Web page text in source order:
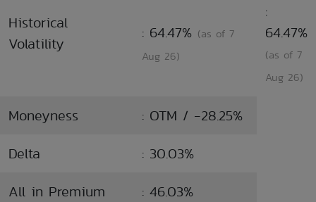
Historical
Volatility
: 64.47% (as of 7
Aug 26)
:
64.47%
(as of 7
Aug 26)
Moneyness
: OTM / -28.25%
Delta
: 30.03%
All in Premium
: 46.03%